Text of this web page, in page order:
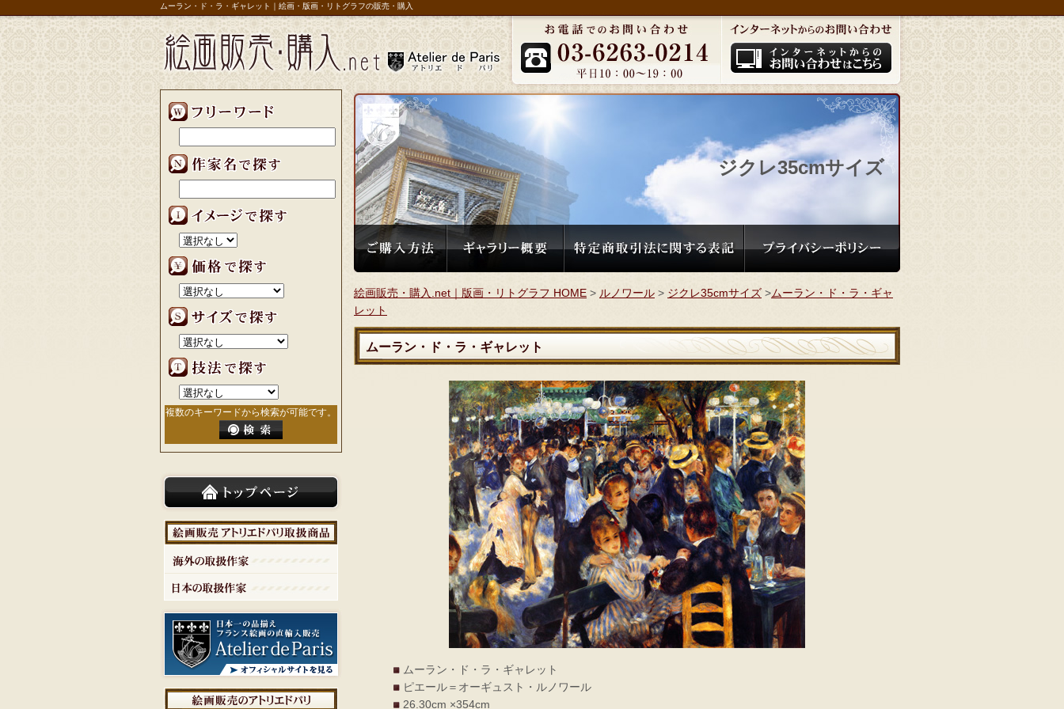
トグラフ【アトリエドパリ】
ムーラン・ド・ラ・ギャレット｜絵画・版画・リトグラフの販売・購入
ジクレ35cmサイズ
絵画販売・購入.net｜版画・リトグラフ HOME > ルノワール > ジクレ35cmサイズ >ムーラン・ド・ラ・ギャ
レット
ムーラン・ド・ラ・ギャレット
ムーラン・ド・ラ・ギャレット
ピエール＝オーギュスト・ルノワール
26.30cm ×354cm
複数のキーワードから検索が可能です。